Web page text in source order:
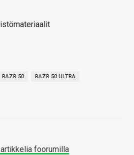
RAZR 50 RAZR 50 ULTRA
foorumilla